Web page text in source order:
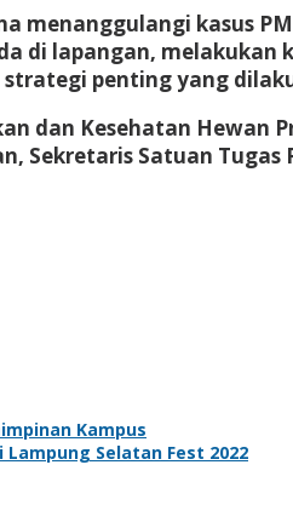
menanggulangi kasus
di lapangan,
penting yang
dan Kesehatan
Sekretaris Satuan
Kampus
Selatan Fest 2022